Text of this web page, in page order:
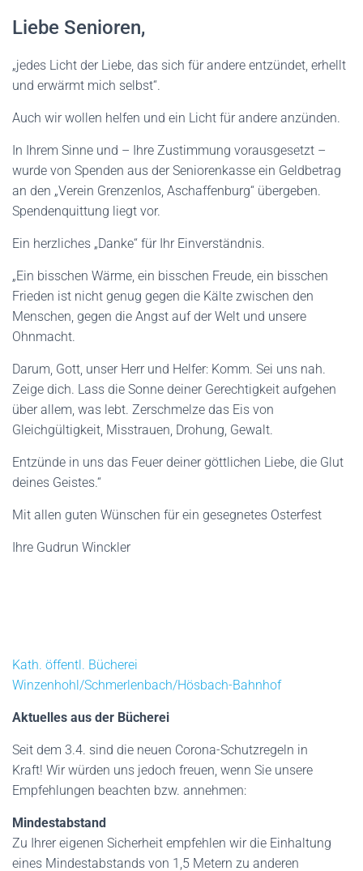
Liebe Senioren,
„jedes Licht der Liebe, das sich für andere entzündet, erhellt
und erwärmt mich selbst“.
Auch wir wollen helfen und ein Licht für andere anzünden.
In Ihrem Sinne und – Ihre Zustimmung vorausgesetzt –
wurde von Spenden aus der Seniorenkasse ein Geldbetrag
an den „Verein Grenzenlos, Aschaffenburg“ übergeben.
Spendenquittung liegt vor.
Ein herzliches „Danke“ für Ihr Einverständnis.
„Ein bisschen Wärme, ein bisschen Freude, ein bisschen
Frieden ist nicht genug gegen die Kälte zwischen den
Menschen, gegen die Angst auf der Welt und unsere
Ohnmacht.
Darum, Gott, unser Herr und Helfer: Komm. Sei uns nah.
Zeige dich. Lass die Sonne deiner Gerechtigkeit aufgehen
über allem, was lebt. Zerschmelze das Eis von
Gleichgültigkeit, Misstrauen, Drohung, Gewalt.
Entzünde in uns das Feuer deiner göttlichen Liebe, die Glut
deines Geistes.“
Mit allen guten Wünschen für ein gesegnetes Osterfest
Ihre Gudrun Winckler
Kath. öffentl. Bücherei
Winzenhohl/Schmerlenbach/Hösbach-Bahnhof
Aktuelles aus der Bücherei
Seit dem 3.4. sind die neuen Corona-Schutzregeln in
Kraft! Wir würden uns jedoch freuen, wenn Sie unsere
Empfehlungen beachten bzw. annehmen:
Mindestabstand
Zu Ihrer eigenen Sicherheit empfehlen wir die Einhaltung
eines Mindestabstands von 1,5 Metern zu anderen